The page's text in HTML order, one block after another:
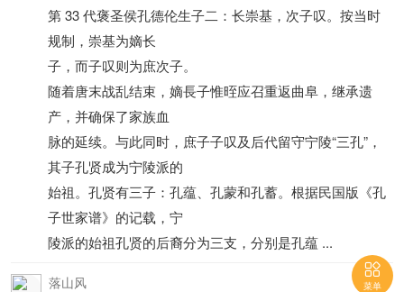
第 33 代褒圣侯孔德伦生子二：长崇基，次子叹。按当时
规制，崇基为嫡长
子，而子叹则为庶次子。
随着唐末战乱结束，嫡長子惟晊应召重返曲阜，继承遗
产，并确保了家族血
脉的延续。与此同时，庶子子叹及后代留守宁陵“三孔”，
其子孔贤成为宁陵派的
始祖。孔贤有三子：孔蕴、孔蒙和孔蓄。根据民国版《孔
子世家谱》的记载，宁
陵派的始祖孔贤的后裔分为三支，分别是孔蕴 ...
落山风

菜单